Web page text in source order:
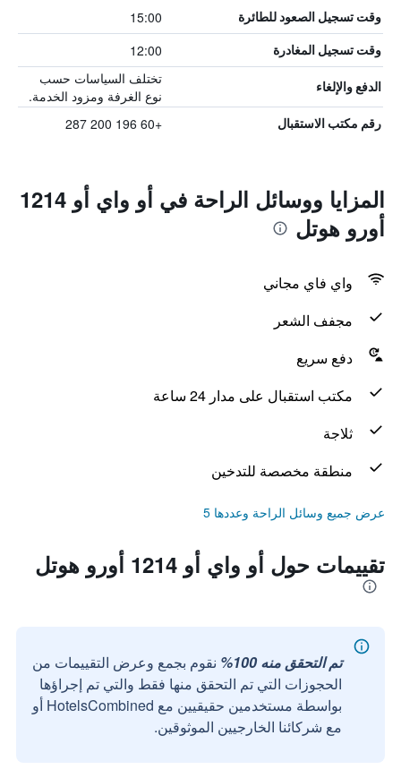
وقت تسجيل الصعود للطائرة 15:00
وقت تسجيل المغادرة 12:00
الدفع والإلغاء
تختلف السياسات حسب
نوع الغرفة ومزود الخدمة.
رقم مكتب الاستقبال +60 196 200 287
المزايا ووسائل الراحة في أو واي أو 1214
أورو هوتل
واي فاي مجاني
مجفف الشعر
دفع سريع
مكتب استقبال على مدار 24 ساعة
ثلاجة
منطقة مخصصة للتدخين
عرض جميع وسائل الراحة وعددها 5
تقييمات حول أو واي أو 1214 أورو هوتل
تم التحقق منه 100%
نقوم بجمع وعرض التقييمات من
الحجوزات التي تم التحقق منها فقط والتي تم إجراؤها
بواسطة مستخدمين حقيقيين مع HotelsCombined أو
مع شركائنا الخارجيين الموثوقين.